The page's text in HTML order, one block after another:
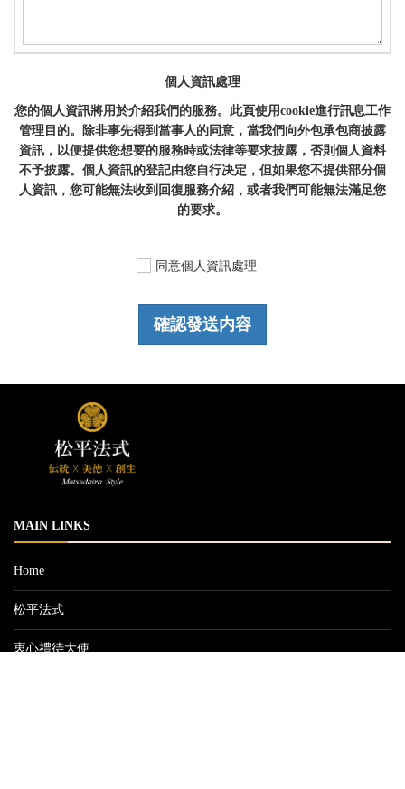
個人資訊處理
您的個人資訊將用於介紹我們的服務。此頁使用cookie進行訊息工作
管理目的。除非事先得到當事人的同意，當我們向外包承包商披露
資訊，以便提供您想要的服務時或法律等要求披露，否則個人資料
不予披露。個人資訊的登記由您自行决定，但如果您不提供部分個
人資訊，您可能無法收到回復服務介紹，或者我們可能無法滿足您
的要求。
同意個人資訊處理
MAIN LINKS
Home
松平法式
衷心禮待大使